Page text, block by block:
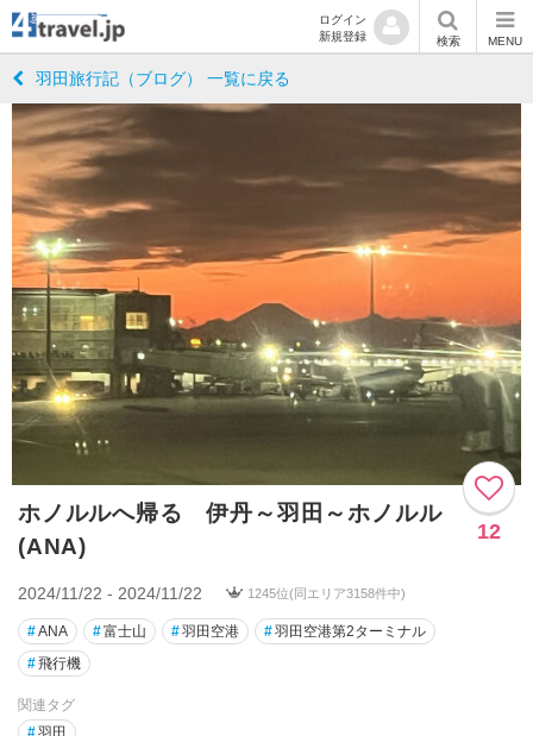
ログイン
新規登録
検索 MENU
羽田旅行記（ブログ） 一覧に戻る
ホノルルへ帰る 伊丹～羽田～ホノルル
(ANA)
12
2024/11/22 - 2024/11/22 1245位(同エリア3158件中)
#ANA #富士山 #羽田空港 #羽田空港第2ターミナル
#飛行機
関連タグ
#羽田